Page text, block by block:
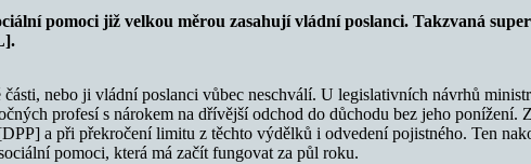
pomoci již velkou měrou zasahují vládní poslanci. Takzvaná
nebo ji vládní poslanci vůbec neschválí. U legislativních návrhů
profesí s nárokem na dřívější odchod do důchodu bez jeho
a při překročení limitu z těchto výdělků i odvedení pojistného. Ten
pomoci, která má začít fungovat za půl roku.